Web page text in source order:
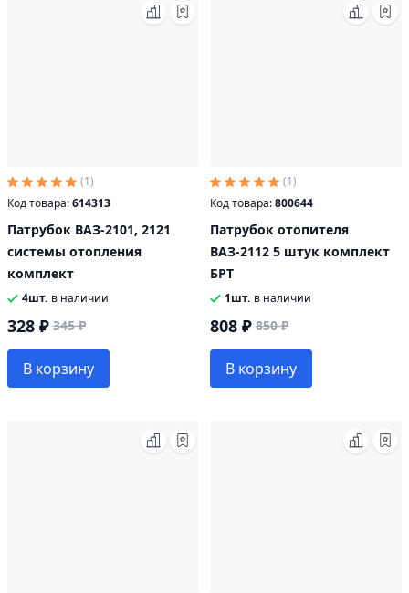
(1)
Код товара:614313
Патрубок ВАЗ-2101, 2121
системы отопления
комплект
4шт. в наличии
328 ₽ 345 ₽
В корзину
(1)
Код товара:800644
Патрубок отопителя
ВАЗ-2112 5 штук комплект
БРТ
1шт. в наличии
808 ₽ 850 ₽
В корзину